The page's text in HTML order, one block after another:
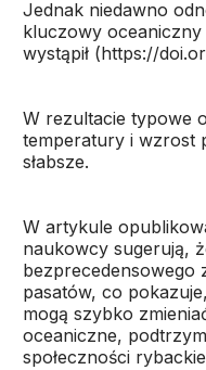
Jednak niedawno
kluczowy
wystąpił (https://
W rezultacie typowe
temperatury i wzrost
słabsze.
W artykule
naukowcy sugerują,
bezprecedensowego
pasatów, co
mogą szybko
oceaniczne,
społeczności